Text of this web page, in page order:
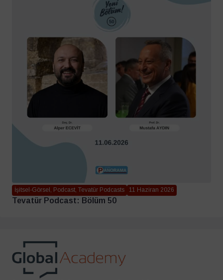
İşitsel-Görsel, Podcast, Tevatür Podcasts 11 Haziran 2026
Tevatür Podcast: Bölüm 50